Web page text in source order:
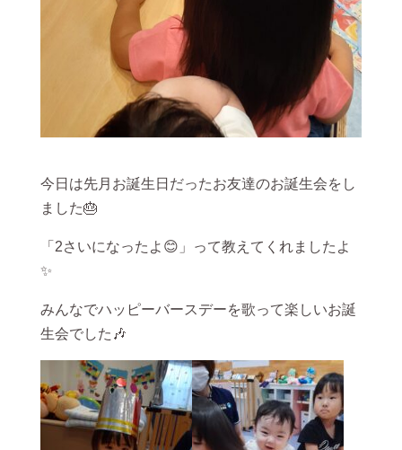
今日は先月お誕生日だったお友達のお誕生会をし
ました🎂
「2さいになったよ😊」って教えてくれましたよ
✨
みんなでハッピーバースデーを歌って楽しいお誕
生会でした🎶